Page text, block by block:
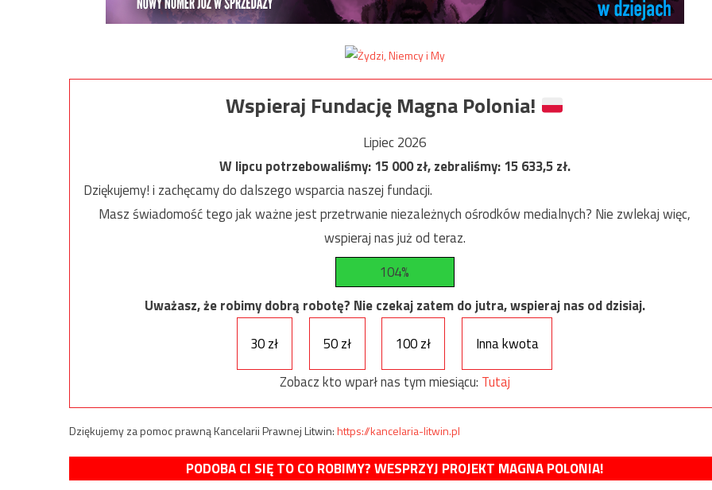
Wspieraj Fundację Magna Polonia!
Lipiec 2026
W lipcu potrzebowaliśmy:15 000zł, zebraliśmy:15 633,5zł.
Dziękujemy! i zachęcamy do dalszego wsparcia naszej fundacji.
Masz świadomość tego jak ważne jest przetrwanie niezależnych ośrodków medialnych? Nie zwlekaj więc,
wspieraj nas już od teraz.
104%
Uważasz, że robimy dobrą robotę? Nie czekaj zatem do jutra, wspieraj nas od dzisiaj.
30 zł
50 zł 100 zł
Inna kwota
Zobacz kto wparł nas tym miesiącu: Tutaj
Dziękujemy za pomoc prawną Kancelarii Prawnej Litwin:https://kancelaria-litwin.pl
PODOBA CI SIĘ TO CO ROBIMY? WESPRZYJ PROJEKT MAGNA POLONIA!